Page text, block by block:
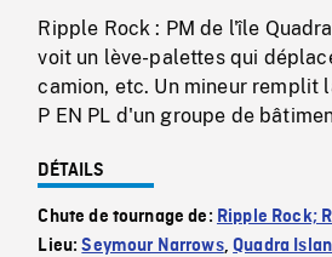
Ripple Rock : PM de l'île
voit un lève-palettes qui
camion, etc. Un mineur remplit
P EN PL d'un groupe de
DÉTAILS
Chute de tournage de: Ripple Rock;
Lieu:Seymour Narrows,Quadra